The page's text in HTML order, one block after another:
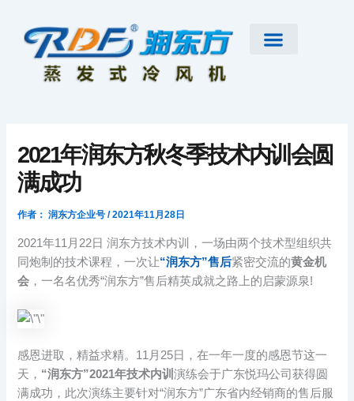
2021年润东方秋冬季技术内训会圆
满成功
作者： 润东方企业号/2021年11月28日
2021年11月22日 润东方技术内训，一场由两个技术型组织共
同炮制的技术课程，一次让“润东方”售后紧密交流的黄金机
会 ，一名名优秀“润东方”售后精英成就之路上的启蒙源泉!
感恩进取，精益求精。11月25日，在一年一度的感恩节这一
天， “润东方”2021年技术内训演练会于广东悦玛公司获得圆
满成功，此次演练主要针对“润东方”广东省内经销商的售后服